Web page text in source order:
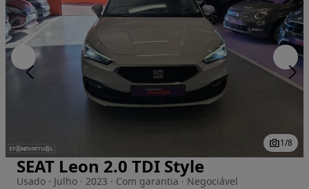
Imagem 1 de 8
1/8
SEAT Leon 2.0 TDI Style
Usado · Julho · 2023 · Com garantia · Negociável